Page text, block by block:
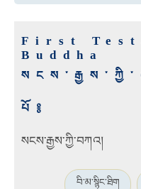
First
Buddha
པོ༔
སངས་རྒྱས་ཀྱི་བཀའ།
བི་མ་སྙིང་ཐིག